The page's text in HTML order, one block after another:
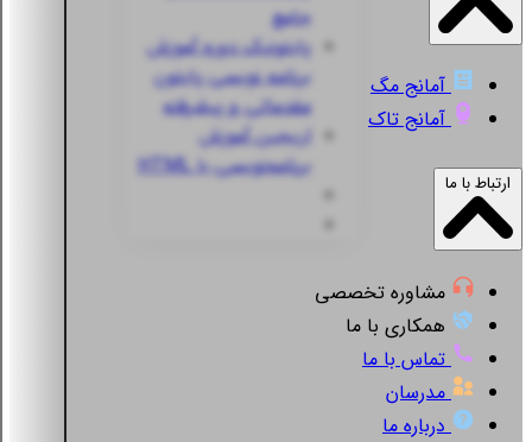
جامع
پایتونیکدوره آموزش
برنامه نویسی پایتون
مقدماتی و پیشرفته
اریجینآموزش
برنامه‌نویسی با HTML
آمانج مگ
آمانج تاک
ارتباط با ما
مشاوره تخصصی
همکاری با ما
تماس با ما
مدرسان
درباره ما